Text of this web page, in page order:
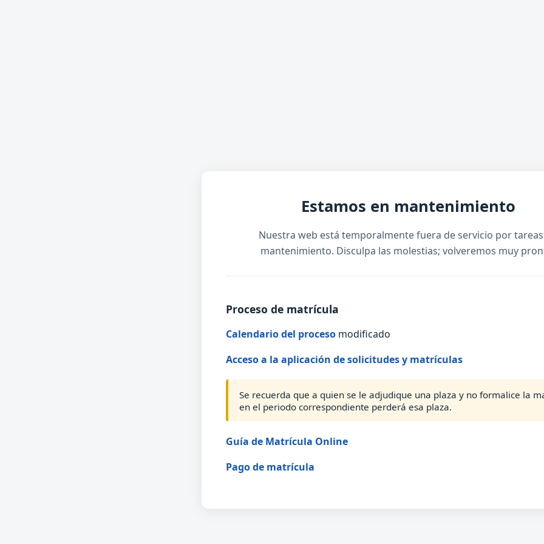
Estamos en mantenimiento
Nuestra web está temporalmente fuera de servicio por
mantenimiento. Disculpa las molestias; volveremos muy
Proceso de matrícula
Calendario del proceso modificado
Acceso a la aplicación de solicitudes y matrículas
Se recuerda que a quien se le adjudique una plaza y no formalice la
en el periodo correspondiente perderá esa plaza.
Guía de Matrícula Online
Pago de matrícula